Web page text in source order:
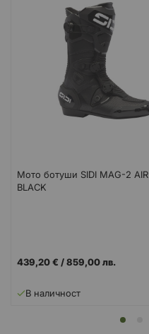
Мото ботуши SIDI MAG-2 AIR
BLACK
439,20 € /859,00 лв.
В наличност